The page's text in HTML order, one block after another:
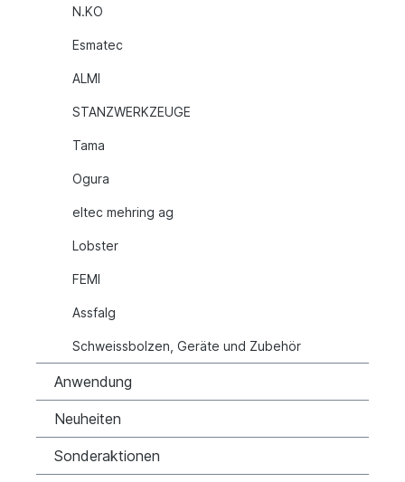
N.KO
Esmatec
ALMI
STANZWERKZEUGE
Tama
Ogura
eltec mehring ag
Lobster
FEMI
Assfalg
Schweissbolzen, Geräte und Zubehör
Anwendung
Neuheiten
Sonderaktionen